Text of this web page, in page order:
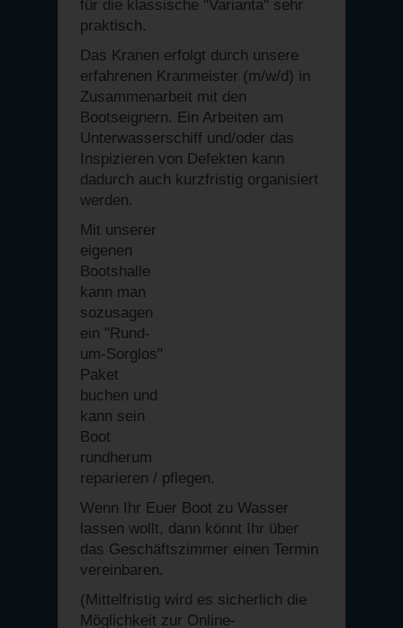
für die klassische "Varianta" sehr
praktisch.
Das Kranen erfolgt durch unsere
erfahrenen Kranmeister (m/w/d) in
Zusammenarbeit mit den
Bootseignern. Ein Arbeiten am
Unterwasserschiff und/oder das
Inspizieren von Defekten kann
dadurch auch kurzfristig organisiert
werden.
Mit unserer
eigenen
Bootshalle
kann man
sozusagen
ein "Rund-
um-Sorglos"
Paket
buchen und
kann sein
Boot
rundherum
reparieren / pflegen.
Wenn Ihr Euer Boot zu Wasser
lassen wollt, dann könnt Ihr über
das Geschäftszimmer einen Termin
vereinbaren.
(Mittelfristig wird es sicherlich die
Möglichkeit zur Online-